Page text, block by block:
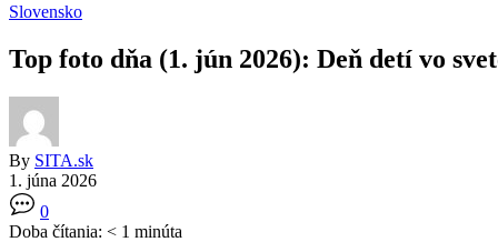
Slovensko
Top foto dňa (1. jún 2026): Deň detí vo
By SITA.sk
1. júna 2026
0
Doba čítania: < 1 minúta